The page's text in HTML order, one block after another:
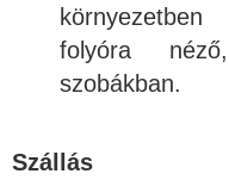
folyóra
szobákban.
Szállás